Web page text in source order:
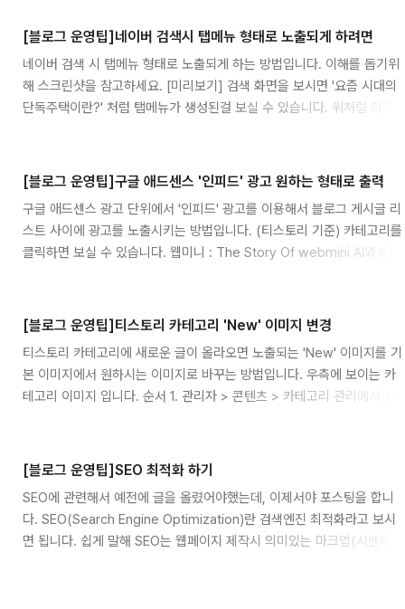
[!##_count_today_##] Yesterday : [!##_count_yesterday_##]
[!##_count_total_##] 블로그 개설일 : 2007년 2월 27일 오늘까지 일
운영중 // 해당 부분입니다. 위에 [!##_count 이 부분에서! 는 없애고 적
용해 주세요. (치환자를 넣었더니 변경되는 걸 방지하기 위해! 를 임시로
넣은 것..
[블로그 운영팁]네이버 검색시 탭메뉴 형태로 노출되게 하려면
네이버 검색 시 탭메뉴 형태로 노출되게 하는 방법입니다. 이해를 돕기위
해 스크린샷을 참고하세요. [미리보기] 검색 화면을 보시면 '요즘 시대의
단독주택이란?' 처럼 탭메뉴가 생성된걸 보실 수 있습니다. 위처럼 하기
고, 에디터가 없는경우는 로 제목을 감싸주시면 됩니다. 제목문구 제목태
그 위처럼 제목을 태그로 감싸주면 네이버 검색시 탭형태로 노출됩니다.
추가 설명을 드리자면, html도 문서입니다. 웹페이지이기 때문에 웹문서
라고 합니다. 문서를 만들때 제목,본문을 구분하듯이 웹에서도 의미있는
마크업을 통해 웹페이지를 작성(코딩)합니다. 이것을 시멘틱웹이라고 합
[블로그 운영팁]구글 애드센스 '인피드' 광고 원하는 형태로 출력
구글 애드센스 광고 단위에서 '인피드' 광고를 이용해서 블로그 게시글 리
스트 사이에 광고를 노출시키는 방법입니다. (티스토리 기준) 카테고리를
클릭하면 보실 수 있습니다. 웹미니 : The Story Of webmini AI와 IOT
'인피드' 광고를 설정 2. 블로그 'html' 편집에 소스 삽입 구글 애드센스 인
다. 그리고 인피드 광고를 추천하는 스타일로 본인의 사이트 노출되는 주
소를 입력합니다. (데스크탑, 모바일은 선택) 주소를 입력하면 자동으로
사이트 디자인에 맞게 스캔을 하고, 세부적인 사..
[블로그 운영팁]티스토리 카테고리 'New' 이미지 변경
티스토리 카테고리에 새로운 글이 올라오면 노출되는 'New' 이미지를 기
본 이미지에서 원하시는 이미지로 바꾸는 방법입니다. 우측에 보이는 카
테고리 이미지 입니다. 순서 1. 관리자 > 콘텐츠 > 카테고리 관리에서 설
해당 메뉴로 가서 html 편집으로 들어갑니다. 파일업로드에서 변경할 이
릭 후 아래 소스를 바로 위에 삽입합니다. 여기서 이미지 경로와 파일명은
업로드한 파일명으로 변경해주세요. 그리고 '적용'을 누르면 완료입니다.
만약 기존 이미지가 보였다가 변경할 이미지가 보일경우는 ..
[블로그 운영팁]SEO 최적화 하기
SEO에 관련해서 예전에 글을 올렸어야했는데, 이제서야 포스팅을 합니
다. SEO(Search Engine Optimization)란 검색엔진 최적화라고 보시
면 됩니다. 쉽게 말해 SEO는 웹페이지 제작시 의미있는 마크업(시멘틱